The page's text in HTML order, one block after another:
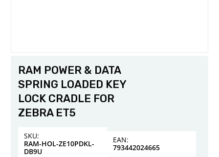
RAM POWER & DATA
SPRING LOADED KEY
LOCK CRADLE FOR
ZEBRA ET5
SKU:
RAM-HOL-ZE10PDKL-
DB9U
EAN:
793442024665